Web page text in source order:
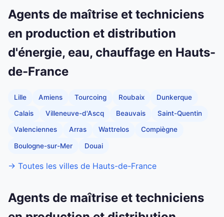
Agents de maîtrise et techniciens
en production et distribution
d'énergie, eau, chauffage en Hauts-
de-France
Lille Amiens Tourcoing Roubaix Dunkerque
Calais Villeneuve-d'Ascq Beauvais Saint-Quentin
Valenciennes Arras Wattrelos Compiègne
Boulogne-sur-Mer Douai
→ Toutes les villes de Hauts-de-France
Agents de maîtrise et techniciens